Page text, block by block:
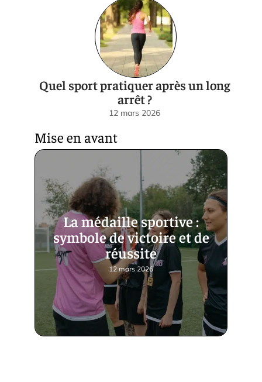
Quel sport pratiquer après un long
arrêt ?
12 mars 2026
Mise en avant
La médaille sportive :
symbole de victoire et de
réussite
12 mars 2026